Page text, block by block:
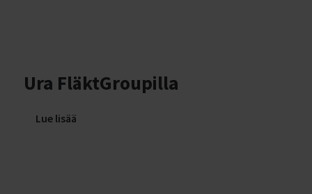
Ura FläktGroupilla
Lue lisää